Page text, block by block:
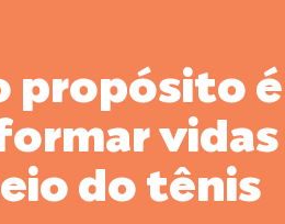
propósito é
vidas
do tênis